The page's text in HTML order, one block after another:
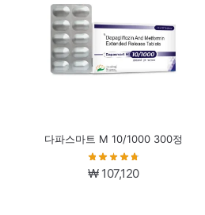
다파스마트 M 10/1000 300정
₩107,120